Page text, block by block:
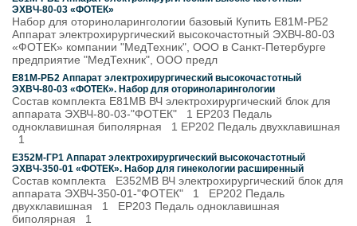
ЭХВЧ-80-03 «ФОТЕК»
Набор для оториноларингологии базовый Купить Е81М-РБ2
Аппарат электрохирургический высокочастотный ЭХВЧ-80-03
«ФОТЕК» компании "МедТехник", ООО в Санкт-Петербурге
предприятие "МедТехник", ООО предл
Е81М-РБ2 Аппарат электрохирургический высокочастотный
ЭХВЧ-80-03 «ФОТЕК». Набор для оториноларингологии
Состав комплекта Е81МВ ВЧ электрохирургический блок для
аппарата ЭХВЧ-80-03-"ФОТЕК" 1 ЕР203 Педаль
одноклавишная биполярная 1 ЕР202 Педаль двухклавишная
1
Е352М-ГР1 Аппарат электрохирургический высокочастотный
ЭХВЧ-350-01 «ФОТЕК». Набор для гинекологии расширенный
Состав комплекта Е352МВ ВЧ электрохирургический блок для
аппарата ЭХВЧ-350-01-"ФОТЕК" 1 ЕР202 Педаль
двухклавишная 1 ЕР203 Педаль одноклавишная
биполярная 1